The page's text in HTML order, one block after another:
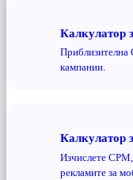
Калкулатор
Приблизителна
кампании.
Калкулатор
Изчислете
рекламите за